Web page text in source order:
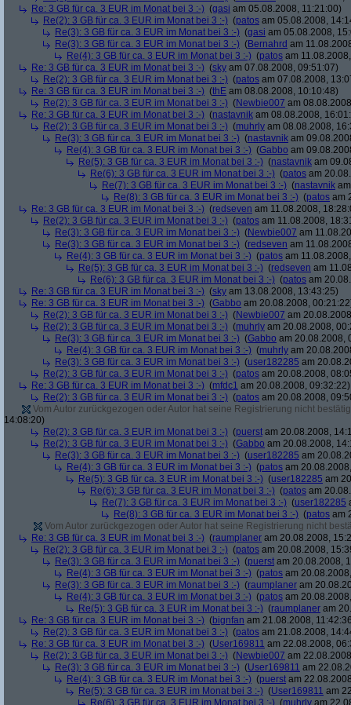
Re: 3 GB für ca. 3 EUR im Monat bei 3 :-) (gasi am 05.08.2008, 11:21:00)
Re(2): 3 GB für ca. 3 EUR im Monat bei 3 :-) (patos am 05.08.2008,
Re(3): 3 GB für ca. 3 EUR im Monat bei 3 :-) (gasi am 05.08.2008,
Re(3): 3 GB für ca. 3 EUR im Monat bei 3 :-) (Bernahrd am
Re(4): 3 GB für ca. 3 EUR im Monat bei 3 :-) (patos am
Re: 3 GB für ca. 3 EUR im Monat bei 3 :-) (sky am 07.08.2008, 09:51:07)
Re(2): 3 GB für ca. 3 EUR im Monat bei 3 :-) (patos am 07.08.2008,
Re: 3 GB für ca. 3 EUR im Monat bei 3 :-) (thE am 08.08.2008, 10:10:48)
Re(2): 3 GB für ca. 3 EUR im Monat bei 3 :-) (Newbie007 am
Re: 3 GB für ca. 3 EUR im Monat bei 3 :-) (nastavnik am 08.08.2008,
Re(2): 3 GB für ca. 3 EUR im Monat bei 3 :-) (muhrly am 08.08.2008,
Re(3): 3 GB für ca. 3 EUR im Monat bei 3 :-) (nastavnik am
Re(4): 3 GB für ca. 3 EUR im Monat bei 3 :-) (Gabbo am
Re(5): 3 GB für ca. 3 EUR im Monat bei 3 :-) (nastavnik am
Re(6): 3 GB für ca. 3 EUR im Monat bei 3 :-) (patos am
Re(7): 3 GB für ca. 3 EUR im Monat bei 3 :-) (nastavnik
Re(8): 3 GB für ca. 3 EUR im Monat bei 3 :-) (patos am
Re: 3 GB für ca. 3 EUR im Monat bei 3 :-) (redseven am 11.08.2008,
Re(2): 3 GB für ca. 3 EUR im Monat bei 3 :-) (patos am 11.08.2008,
Re(3): 3 GB für ca. 3 EUR im Monat bei 3 :-) (Newbie007 am
Re(3): 3 GB für ca. 3 EUR im Monat bei 3 :-) (redseven am
Re(4): 3 GB für ca. 3 EUR im Monat bei 3 :-) (patos am
Re(5): 3 GB für ca. 3 EUR im Monat bei 3 :-) (redseven am
Re(6): 3 GB für ca. 3 EUR im Monat bei 3 :-) (patos am
Re: 3 GB für ca. 3 EUR im Monat bei 3 :-) (sky am 13.08.2008, 13:43:25)
Re: 3 GB für ca. 3 EUR im Monat bei 3 :-) (Gabbo am 20.08.2008,
Re(2): 3 GB für ca. 3 EUR im Monat bei 3 :-) (Newbie007 am
Re(2): 3 GB für ca. 3 EUR im Monat bei 3 :-) (muhrly am 20.08.2008,
Re(3): 3 GB für ca. 3 EUR im Monat bei 3 :-) (Gabbo am 20.08.2008,
Re(4): 3 GB für ca. 3 EUR im Monat bei 3 :-) (muhrly am
Re(3): 3 GB für ca. 3 EUR im Monat bei 3 :-) (user182285 am
Re(2): 3 GB für ca. 3 EUR im Monat bei 3 :-) (patos am 20.08.2008,
Re: 3 GB für ca. 3 EUR im Monat bei 3 :-) (mfdc1 am 20.08.2008, 09:32:22)
Re(2): 3 GB für ca. 3 EUR im Monat bei 3 :-) (patos am 20.08.2008,
Vom Autor zurückgezogen oder Autor hat seine Registrierung nicht
14:08:20)
Re(2): 3 GB für ca. 3 EUR im Monat bei 3 :-) (puerst am 20.08.2008,
Re(2): 3 GB für ca. 3 EUR im Monat bei 3 :-) (Gabbo am 20.08.2008,
Re(3): 3 GB für ca. 3 EUR im Monat bei 3 :-) (user182285 am
Re(4): 3 GB für ca. 3 EUR im Monat bei 3 :-) (patos am
Re(5): 3 GB für ca. 3 EUR im Monat bei 3 :-) (user182285 am
Re(6): 3 GB für ca. 3 EUR im Monat bei 3 :-) (patos am
Re(7): 3 GB für ca. 3 EUR im Monat bei 3 :-) (user182285
Re(8): 3 GB für ca. 3 EUR im Monat bei 3 :-) (patos am
Vom Autor zurückgezogen oder Autor hat seine Registrierung nicht
Re: 3 GB für ca. 3 EUR im Monat bei 3 :-) (raumplaner am 20.08.2008,
Re(2): 3 GB für ca. 3 EUR im Monat bei 3 :-) (patos am 20.08.2008,
Re(3): 3 GB für ca. 3 EUR im Monat bei 3 :-) (puerst am 20.08.2008,
Re(4): 3 GB für ca. 3 EUR im Monat bei 3 :-) (patos am
Re(3): 3 GB für ca. 3 EUR im Monat bei 3 :-) (raumplaner am
Re(4): 3 GB für ca. 3 EUR im Monat bei 3 :-) (patos am
Re(5): 3 GB für ca. 3 EUR im Monat bei 3 :-) (raumplaner am
Re: 3 GB für ca. 3 EUR im Monat bei 3 :-) (bignfan am 21.08.2008,
Re(2): 3 GB für ca. 3 EUR im Monat bei 3 :-) (patos am 21.08.2008,
Re: 3 GB für ca. 3 EUR im Monat bei 3 :-) (User169811 am 22.08.2008,
Re(2): 3 GB für ca. 3 EUR im Monat bei 3 :-) (Newbie007 am
Re(3): 3 GB für ca. 3 EUR im Monat bei 3 :-) (User169811 am
Re(4): 3 GB für ca. 3 EUR im Monat bei 3 :-) (puerst am
Re(5): 3 GB für ca. 3 EUR im Monat bei 3 :-) (User169811 am
Re(6): 3 GB für ca. 3 EUR im Monat bei 3 :-) (muhrly am